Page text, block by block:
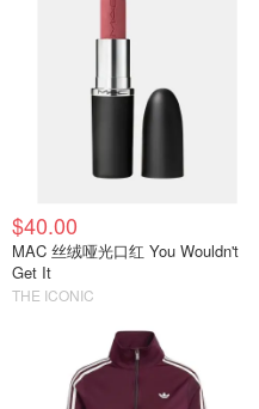
$40.00
MAC 丝绒哑光口红 You Wouldn't
Get It
THE ICONIC